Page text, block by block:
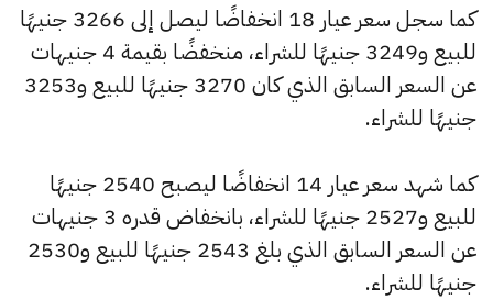
كما سجل سعر عيار 18 انخفاضًا ليصل إلى 3266 جنيهًا
للبيع و3249 جنيهًا للشراء، منخفضًا بقيمة 4 جنيهات
عن السعر السابق الذي كان 3270 جنيهًا للبيع و3253
جنيهًا للشراء.
كما شهد سعر عيار 14 انخفاضًا ليصبح 2540 جنيهًا
للبيع و2527 جنيهًا للشراء، بانخفاض قدره 3 جنيهات
عن السعر السابق الذي بلغ 2543 جنيهًا للبيع و2530
جنيهًا للشراء.